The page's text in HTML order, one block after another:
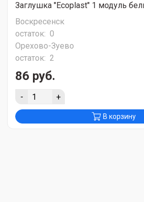
Заглушка "Ecoplast" 1 модуль
Воскресенск
остаток: 0
Орехово-Зуево
остаток: 2
86 руб.
- +
В корзину